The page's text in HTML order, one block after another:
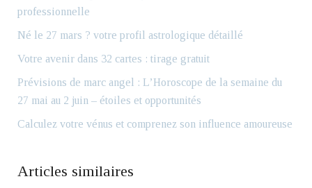
professionnelle
Né le 27 mars ? votre profil astrologique détaillé
Votre avenir dans 32 cartes : tirage gratuit
Prévisions de marc angel : L’Horoscope de la semaine du
27 mai au 2 juin – étoiles et opportunités
Calculez votre vénus et comprenez son influence amoureuse
Articles similaires